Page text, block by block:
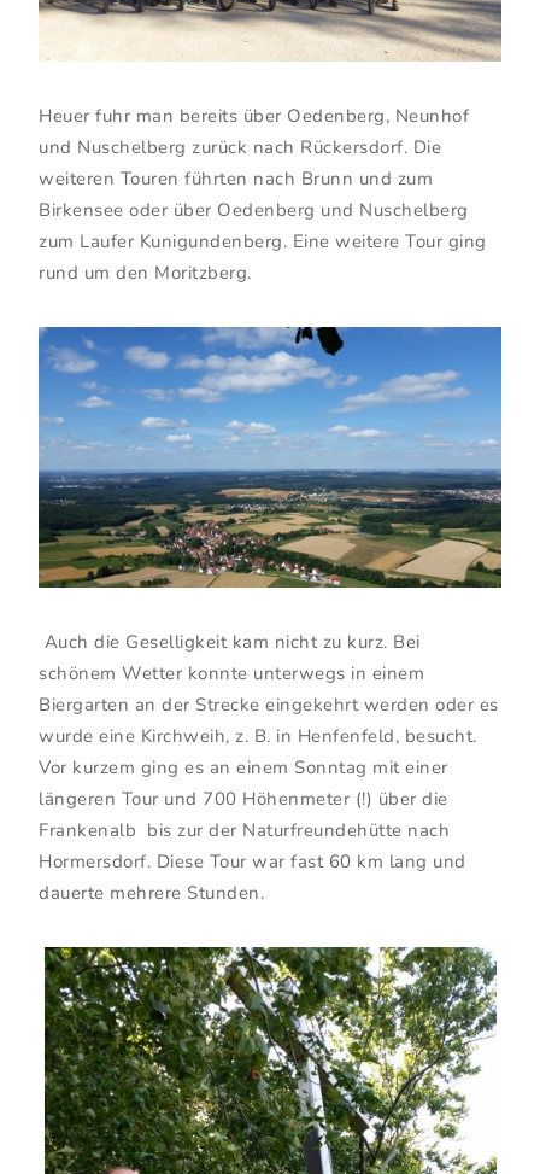
Heuer fuhr man bereits über Oedenberg, Neunhof
und Nuschelberg zurück nach Rückersdorf. Die
weiteren Touren führten nach Brunn und zum
Birkensee oder über Oedenberg und Nuschelberg
zum Laufer Kunigundenberg. Eine weitere Tour ging
rund um den Moritzberg.
Auch die Geselligkeit kam nicht zu kurz. Bei
schönem Wetter konnte unterwegs in einem
Biergarten an der Strecke eingekehrt werden oder es
wurde eine Kirchweih, z. B. in Henfenfeld, besucht.
Vor kurzem ging es an einem Sonntag mit einer
längeren Tour und 700 Höhenmeter (!) über die
Frankenalb bis zur der Naturfreundehütte nach
Hormersdorf. Diese Tour war fast 60 km lang und
dauerte mehrere Stunden.